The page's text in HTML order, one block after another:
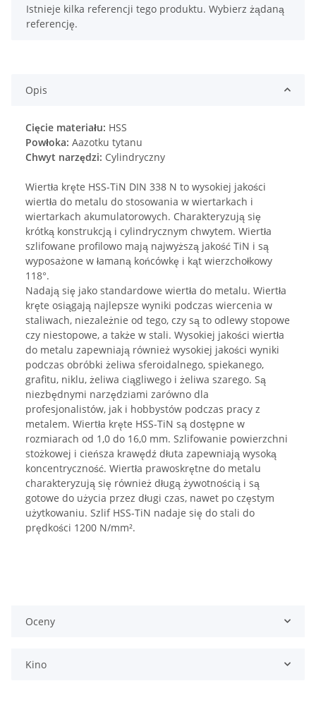
x
Istnieje kilka referencji tego produktu. Wybierz żądaną
referencję.
Opis
Cięcie materiału: HSS
Powłoka: Aazotku tytanu
Chwyt narzędzi: Cylindryczny
Wiertła kręte HSS-TiN DIN 338 N to wysokiej jakości
wiertła do metalu do stosowania w wiertarkach i
wiertarkach akumulatorowych. Charakteryzują się
krótką konstrukcją i cylindrycznym chwytem. Wiertła
szlifowane profilowo mają najwyższą jakość TiN i są
wyposażone w łamaną końcówkę i kąt wierzchołkowy
118°.
Nadają się jako standardowe wiertła do metalu. Wiertła
kręte osiągają najlepsze wyniki podczas wiercenia w
staliwach, niezależnie od tego, czy są to odlewy stopowe
czy niestopowe, a także w stali. Wysokiej jakości wiertła
do metalu zapewniają również wysokiej jakości wyniki
podczas obróbki żeliwa sferoidalnego, spiekanego,
grafitu, niklu, żeliwa ciągliwego i żeliwa szarego. Są
niezbędnymi narzędziami zarówno dla
profesjonalistów, jak i hobbystów podczas pracy z
metalem. Wiertła kręte HSS-TiN są dostępne w
rozmiarach od 1,0 do 16,0 mm. Szlifowanie powierzchni
stożkowej i cieńsza krawędź dłuta zapewniają wysoką
koncentryczność. Wiertła prawoskrętne do metalu
charakteryzują się również długą żywotnością i są
gotowe do użycia przez długi czas, nawet po częstym
użytkowaniu. Szlif HSS-TiN nadaje się do stali do
prędkości 1200 N/mm².
Oceny
Kino